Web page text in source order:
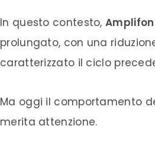
In questo contesto, Amplifon
prolungato, con una
caratterizzato il ciclo
Ma oggi il comportamento
merita attenzione.